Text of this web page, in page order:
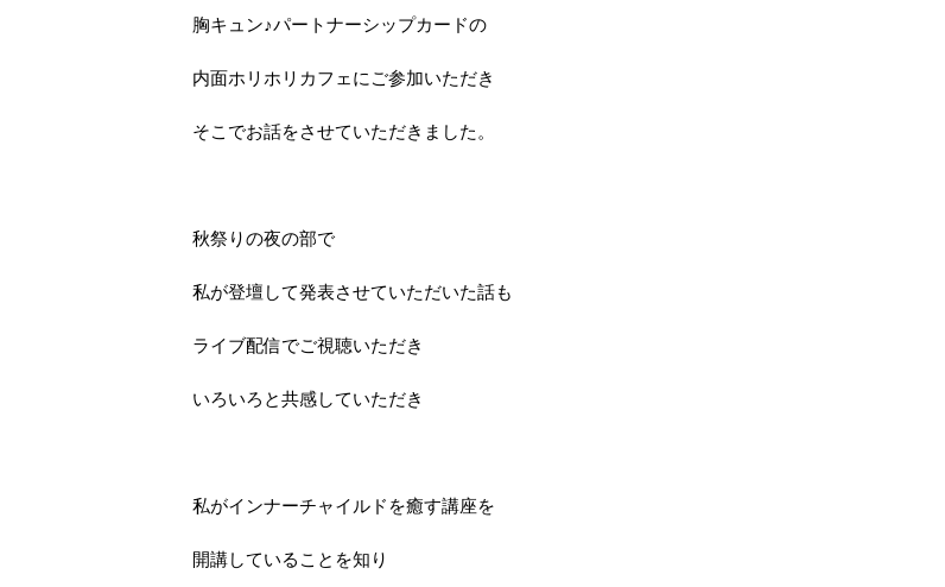
胸キュン♪パートナーシップカードの
内面ホリホリカフェにご参加いただき
そこでお話をさせていただきました。
秋祭りの夜の部で
私が登壇して発表させていただいた話も
ライブ配信でご視聴いただき
いろいろと共感していただき
私がインナーチャイルドを癒す講座を
開講していることを知り